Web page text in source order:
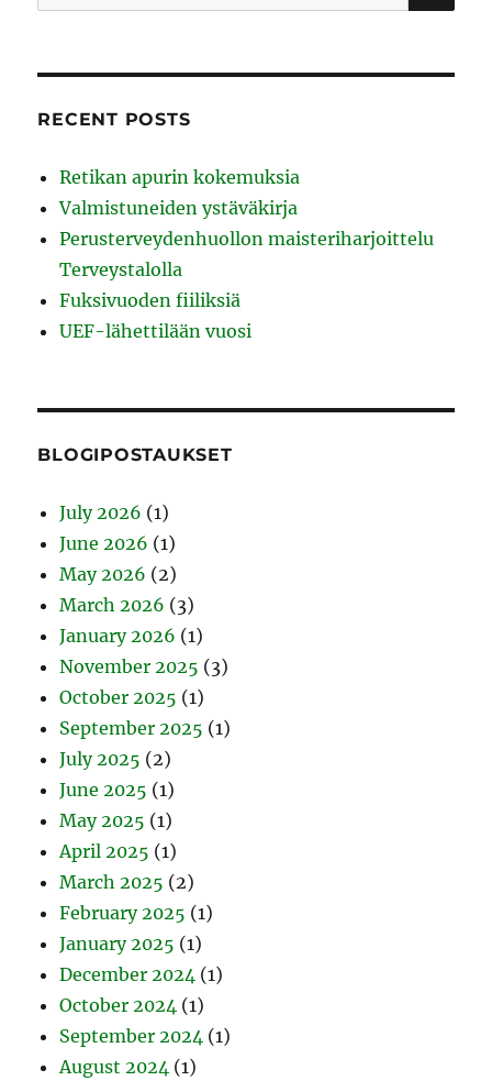
for:
RECENT POSTS
Retikan apurin kokemuksia
Valmistuneiden ystäväkirja
Perusterveydenhuollon maisteriharjoittelu
Terveystalolla
Fuksivuoden fiiliksiä
UEF-lähettilään vuosi
BLOGIPOSTAUKSET
July 2026 (1)
June 2026 (1)
May 2026 (2)
March 2026 (3)
January 2026 (1)
November 2025 (3)
October 2025 (1)
September 2025 (1)
July 2025 (2)
June 2025 (1)
May 2025 (1)
April 2025 (1)
March 2025 (2)
February 2025 (1)
January 2025 (1)
December 2024 (1)
October 2024 (1)
September 2024 (1)
August 2024 (1)